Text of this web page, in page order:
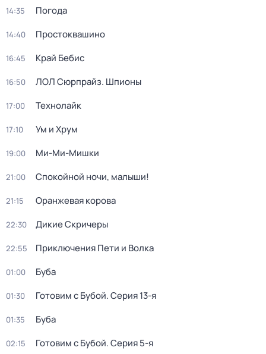
14:35 Погода
14:40 Простоквашино
16:45 Край Бебис
16:50 ЛОЛ Сюрпрайз. Шпионы
17:00 Технолайк
17:10 Ум и Хрум
19:00 Ми-Ми-Мишки
21:00 Спокойной ночи, малыши!
21:15 Оранжевая корова
22:30 Дикие Скричеры
22:55 Приключения Пети и Волка
01:00 Буба
01:30 Готовим с Бубой. Серия 13-я
01:35 Буба
02:15 Готовим с Бубой. Серия 5-я